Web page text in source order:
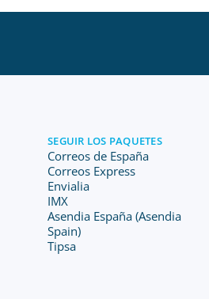
SEGUIR LOS PAQUETES
Correos de España
Correos Express
Envialia
IMX
Asendia España (Asendia
Spain)
Tipsa